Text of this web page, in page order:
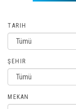
TARIH
ŞEHIR
MEKAN